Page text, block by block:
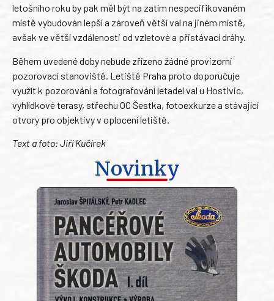
letošního roku by pak měl být na zatím nespecifikovaném
místě vybudován lepší a zároveň větší val na jiném místě,
avšak ve větší vzdálenosti od vzletové a přistávací dráhy.
Během uvedené doby nebude zřízeno žádné provizorní
pozorovací stanoviště. Letiště Praha proto doporučuje
využít k pozorování a fotografování letadel val u Hostivic,
vyhlídkové terasy, střechu OC Šestka, fotoexkurze a stávající
otvory pro objektivy v oplocení letiště.
Text a foto: Jiří Kučírek
Novinky